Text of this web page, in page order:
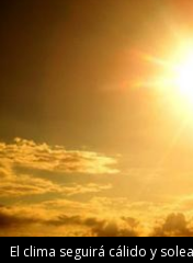
El clima seguirá cálido y